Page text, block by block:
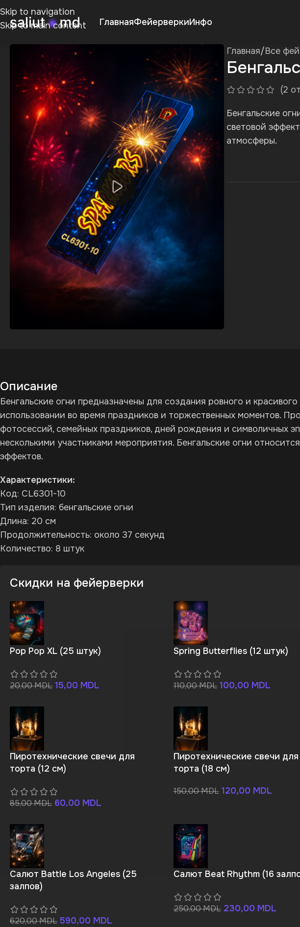
Skip to navigation
Skip to main content
ГлавнаяФейерверкиИнфо
Главная/Все
(2
Бенгальские
световой
атмосферы.
Описание
Бенгальские огни предназначены для создания ровного и
использовании во время праздников и торжественных моментов.
фотосессий, семейных праздников, дней рождения и символичных
несколькими участниками мероприятия. Бенгальские огни
эффектов.
Характеристики:
Код: CL6301-10
Тип изделия: бенгальские огни
Длина: 20 см
Продолжительность: около 37 секунд
Количество: 8 штук
Скидки на фейерверки
Pop Pop XL (25 штук)
20,00MDL 15,00 MDL
Spring Butterflies (12 штук)
110,00MDL 100,00 MDL
Пиротехнические свечи для
торта (12 см)
85,00MDL 60,00 MDL
Пиротехнические свечи для
торта (18 см)
150,00MDL 120,00 MDL
Салют Battle Los Angeles (25
залпов)
620,00MDL 590,00 MDL
Салют Beat Rhythm (16
250,00MDL 230,00 MDL